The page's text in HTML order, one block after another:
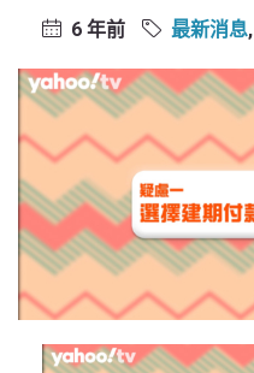
6 年前 最新消息,